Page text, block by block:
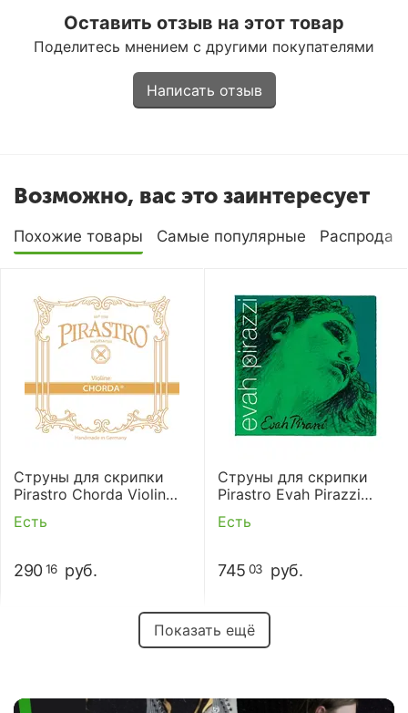
Оставить отзыв на этот товар
Поделитесь мнением с другими покупателями
Написать отзыв
Возможно, вас это заинтересует
Похожие товары Самые популярные
Струны для скрипки
Pirastro Chorda Violin
112021 (4/4)
Есть
290 16 руб.
Струны для скрипки
Pirastro Evah Pirazzi
419021 (4/4)
Есть
745 03 руб.
Показать ещё